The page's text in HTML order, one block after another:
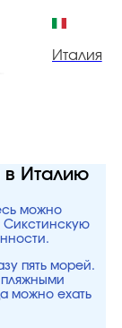
Италия
в Италию
можно
Сикстинскую
пять морей.
можно ехать